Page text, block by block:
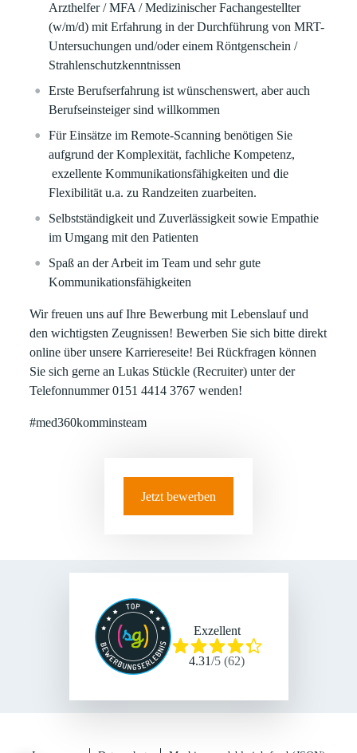
Arzthelfer / MFA / Medizinischer Fachangestellter
(w/m/d) mit Erfahrung in der Durchführung von MRT-
Untersuchungen und/oder einem Röntgenschein /
Strahlenschutzkenntnissen
Erste Berufserfahrung ist wünschenswert, aber auch
Berufseinsteiger sind willkommen
Für Einsätze im Remote-Scanning benötigen Sie
aufgrund der Komplexität, fachliche Kompetenz,
exzellente Kommunikationsfähigkeiten und die
Flexibilität u.a. zu Randzeiten zuarbeiten.
Selbstständigkeit und Zuverlässigkeit sowie Empathie
im Umgang mit den Patienten
Spaß an der Arbeit im Team und sehr gute
Kommunikationsfähigkeiten
Wir freuen uns auf Ihre Bewerbung mit Lebenslauf und
den wichtigsten Zeugnissen! Bewerben Sie sich bitte direkt
online über unsere Karriereseite! Bei Rückfragen können
Sie sich gerne an Lukas Stückle (Recruiter) unter der
Telefonnummer 0151 4414 3767 wenden!
#med360komminsteam
Jetzt bewerben
Exzellent
4.31/5 (62)